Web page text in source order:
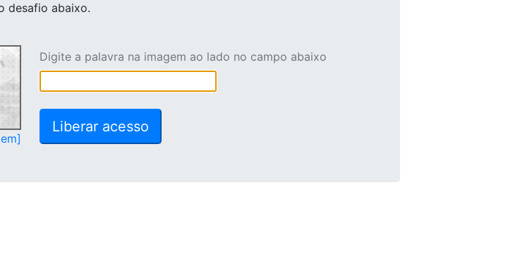
desafio abaixo.
Digite a palavra na imagem ao lado no campo abaixo